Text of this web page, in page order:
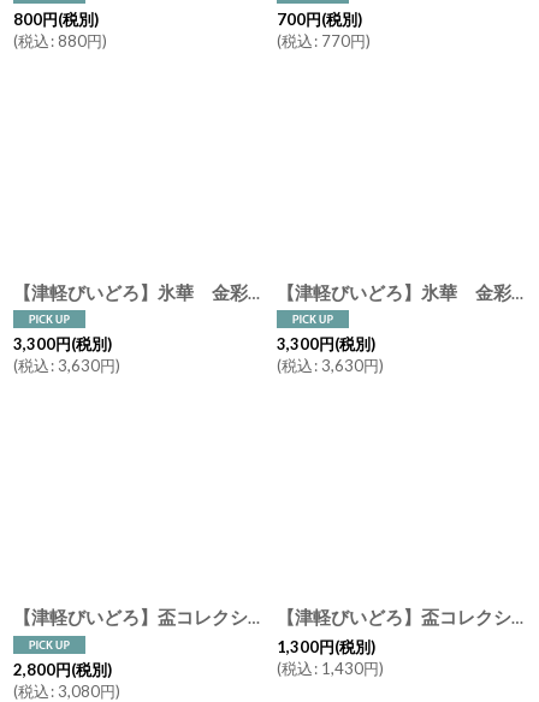
800円(税別)
(税込: 880円)
700円(税別)
(税込: 770円)
【津軽びいどろ】氷華 金彩ロックグラス 碧 桜 ガラス食器 石塚硝子 アデリア 日本製 ウィスキー 焼酎 タンブラー ビール
3,300円(税別)
(税込: 3,630円)
【津軽びいどろ】氷華 金彩ロックグラス 麦 雫 宵 霧 ガラス食器 石塚硝子 アデリア 日本製 ウィスキー 焼酎 タンブラー ビール
3,300円(税別)
(税込: 3,630円)
【津軽びいどろ】盃コレクション 金箔入り片口 夜風 わたゆき 徳利 ピッチャー ガラス食器 石塚硝子 アデリア 日本製
2,800円(税別)
(税込: 3,080円)
【津軽びいどろ】盃コレクション ラッパ 舞桜 滝風 夏椿 夜露 盃 日本酒 ガラス 冷酒 酒器
1,300円(税別)
(税込: 1,430円)